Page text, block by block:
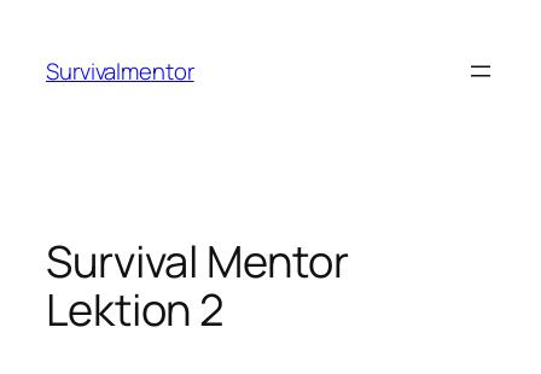
springen
Survivalmentor
Survival Mentor
Lektion 2